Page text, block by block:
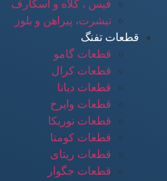
فیس ، کلاه و اسکارف
تیشرت، پیراهن و بلوز
قطعات تفنگ
قطعات گامو
قطعات کرال
قطعات دیانا
قطعات وایرخ
قطعات نوریکا
قطعات کومتا
قطعات ریتای
قطعات جگوار